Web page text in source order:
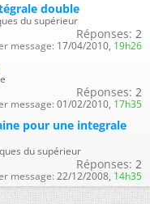
double
du supérieur
Réponses: 2
message: 17/04/2010, 19h26
Réponses: 2
message: 01/02/2010, 17h35
pour une integrale
du supérieur
Réponses: 2
message: 22/12/2008, 14h35